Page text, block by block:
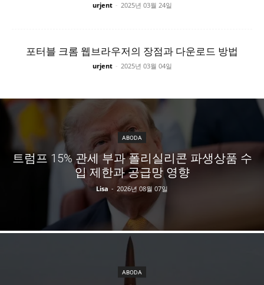
urjent - 2025년 03월 24일
포터블 크롬 웹브라우저의 장점과 다운로드 방법
urjent - 2025년 03월 04일
ABODA
트럼프 15% 관세 부과 폴리실리콘 파생상품 수
입 제한과 공급망 영향
Lisa - 2026년 08월 07일
ABODA